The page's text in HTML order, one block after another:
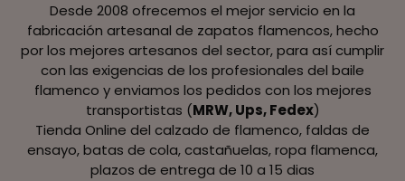
Desde 2008 ofrecemos el mejor servicio en la
fabricación artesanal de zapatos flamencos, hecho
por los mejores artesanos del sector, para así cumplir
con las exigencias de los profesionales del baile
flamenco y enviamos los pedidos con los mejores
transportistas (MRW, Ups, Fedex)
Tienda Online del calzado de flamenco, faldas de
ensayo, batas de cola, castañuelas, ropa flamenca,
plazos de entrega de 10 a 15 dias